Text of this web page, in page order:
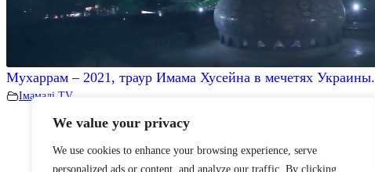
We value your privacy
We use cookies to enhance your browsing experience, serve
personalized ads or content, and analyze our traffic. By clicking
Мухаррам – 2021, траур Имама Хусейна в мечетях Украины.
Iмамалi TV